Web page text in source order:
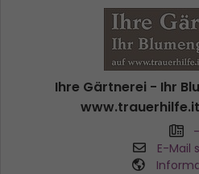
Ihre Gärtnerei - Ihr
-
E-Mail